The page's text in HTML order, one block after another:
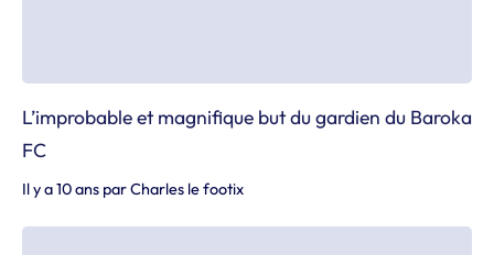
L’improbable et magnifique but du gardien du Baroka
FC
Il y a 10 ans parCharles le footix